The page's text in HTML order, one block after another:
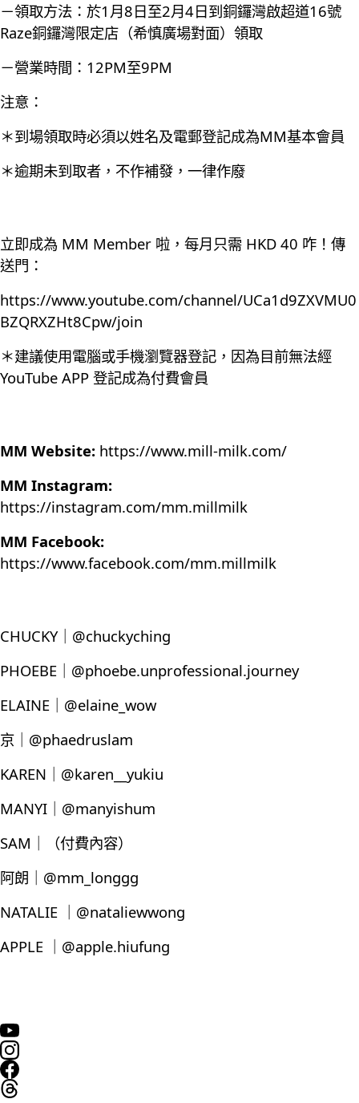
－領取方法：於1月8日至2月4日到銅鑼灣啟超道16號
Raze銅鑼灣限定店（希慎廣場對面）領取
－營業時間：12PM至9PM
注意：
＊到場領取時必須以姓名及電郵登記成為MM基本會員
＊逾期未到取者，不作補發，一律作廢
立即成為 MM Member 啦，每月只需 HKD 40 咋！傳
送門：
https://www.youtube.com/channel/UCa1d9ZXVMU0
BZQRXZHt8Cpw/join
＊建議使用電腦或手機瀏覽器登記，因為目前無法經
YouTube APP 登記成為付費會員
MM Website: https://www.mill-milk.com/
MM Instagram:
https://instagram.com/mm.millmilk
MM Facebook:
https://www.facebook.com/mm.millmilk
CHUCKY｜@chuckyching
PHOEBE｜@phoebe.unprofessional.journey
ELAINE｜@elaine_wow
京｜@phaedruslam
KAREN｜@karen__yukiu
MANYI｜@manyishum
SAM｜（付費內容）
阿朗｜@mm_longgg
NATALIE ｜@nataliewwong
APPLE ｜@apple.hiufung